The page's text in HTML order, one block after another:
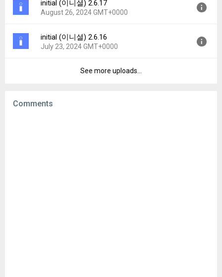
Downloads:
5
Version:
2.6.18
Uploaded:
September 30, 2024 at 1:58AM GMT+0000
Downloads:
5
initial (이니셜) 2.6.17
August 26, 2024 GMT+0000
Version:
2.6.17
Uploaded:
August 26, 2024 at 6:22AM GMT+0000
initial (이니셜) 2.6.16
July 23, 2024 GMT+0000
2.6.16
Downloads:
See more uploads...
Comments